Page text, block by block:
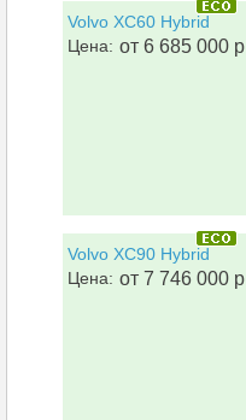
Volvo XC60 Hybrid
от 6 685 000 р
Цена:
Volvo XC90 Hybrid
от 7 746 000 р
Цена: